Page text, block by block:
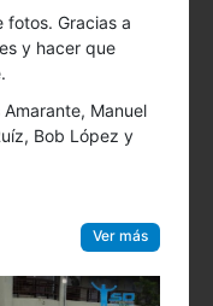
fotos. Gracias a
y hacer que
Manuel
Bob López y
Ver más